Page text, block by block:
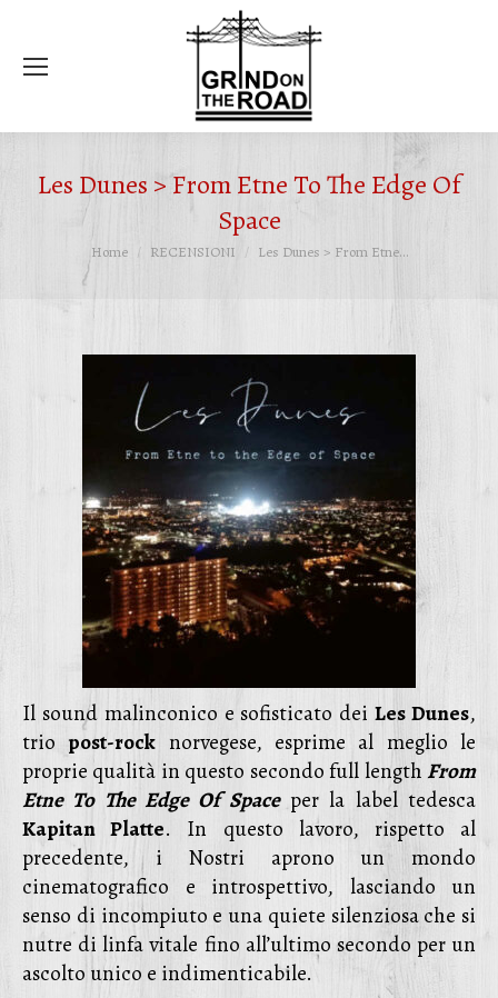
Les Dunes > From Etne To The Edge Of
Space
Tu sei qui:
Home RECENSIONI Les Dunes > From Etne…
Il sound malinconico e sofisticato deiLes Dunes,
triopost-rock norvegese, esprime al meglio le
proprie qualità in questo secondo full lengthFrom
Etne To The Edge Of Spaceper la label tedesca
Kapitan Platte. In questo lavoro, rispetto al
precedente, i Nostri aprono un mondo
cinematografico e introspettivo, lasciando un
senso di incompiuto e una quiete silenziosa che si
nutre di linfa vitale fino all’ultimo secondo per un
ascolto unico e indimenticabile.